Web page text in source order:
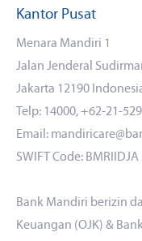
Kantor Pusat
Menara Mandiri 1
Jalan Jenderal
Jakarta 12190
Telp: 14000, +62-21-
Email:
SWIFT Code: BMRIIDJA
Bank Mandiri berizin
Keuangan (OJK) &